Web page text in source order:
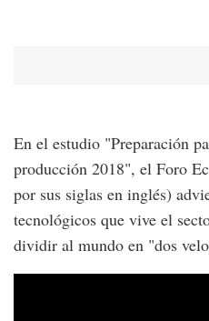
En el estudio "Preparación
producción 2018", el Foro
por sus siglas en inglés)
tecnológicos que vive el
dividir al mundo en "dos